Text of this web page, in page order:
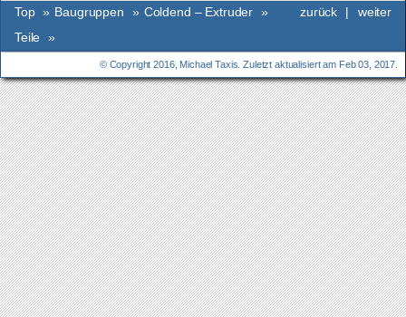
weiter
zurück |
Top » Baugruppen » Coldend – Extruder »
Teile »
© Copyright 2016, Michael Taxis. Zuletzt aktualisiert am Feb 03, 2017.